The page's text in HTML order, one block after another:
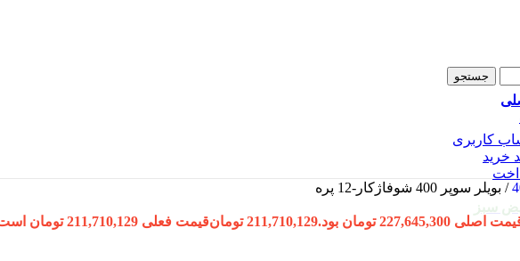
جستجو
کاربری
خرید
سبز
/ بویلر سوپر 400 شوفاژکار-12 پره
اصلی 227,645,300 تومان بود. 211,710,129 تومانقیمت فعلی 211,710,129 تومان است.